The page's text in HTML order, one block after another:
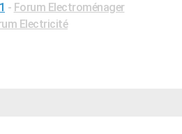
- Forum Electroménager
Electricité